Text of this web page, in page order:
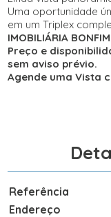
Uma oportunidade
em um Triplex
IMOBILIÁRIA
Preço e
sem aviso prévio.
Agende uma Vista
Referência
Endereço